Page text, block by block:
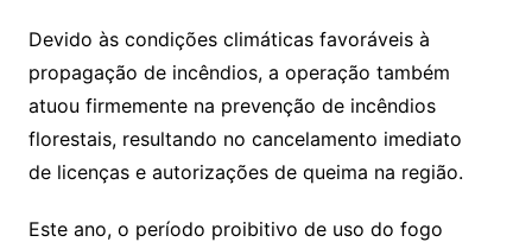
Devido às condições climáticas favoráveis à
propagação de incêndios, a operação também
atuou firmemente na prevenção de incêndios
florestais, resultando no cancelamento imediato
de licenças e autorizações de queima na região.
Este ano, o período proibitivo de uso do fogo